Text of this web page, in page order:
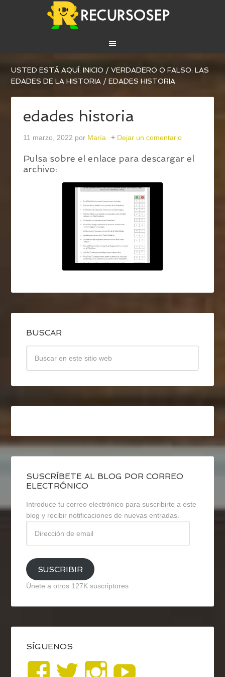
USTED ESTÁ AQUÍ:INICIO / VERDADERO O FALSO: LAS
EDADES DE LA HISTORIA / EDADES HISTORIA
edades historia
11 marzo, 2022 por María Dejar un comentario
Pulsa sobre el enlace para descargar el
archivo:
BUSCAR
SUSCRÍBETE AL BLOG POR CORREO
ELECTRÓNICO
Introduce tu correo electrónico para suscribirte a este
blog y recibir notificaciones de nuevas entradas.
email
SUSCRIBIR
Únete a otros 127K suscriptores
SÍGUENOS
VerVerVer